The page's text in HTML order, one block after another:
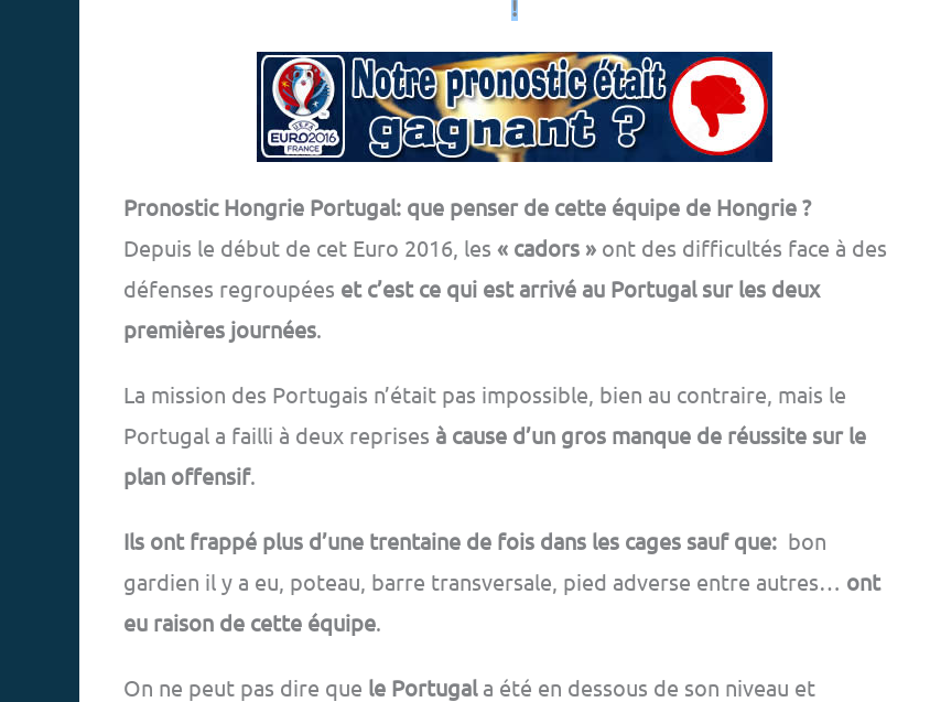
!
Pronostic Hongrie Portugal: que penser de cette équipe de Hongrie ?
Depuis le début de cet Euro 2016, les « cadors » ont des difficultés face à des
défenses regroupées et c’est ce qui est arrivé au Portugal sur les deux
premières journées.
La mission des Portugais n’était pas impossible, bien au contraire, mais le
Portugal a failli à deux reprises à cause d’un gros manque de réussite sur le
plan offensif.
Ils ont frappé plus d’une trentaine de fois dans les cages sauf que: bon
gardien il y a eu, poteau, barre transversale, pied adverse entre autres… ont
eu raison de cette équipe.
On ne peut pas dire que le Portugala été en dessous de son niveau et